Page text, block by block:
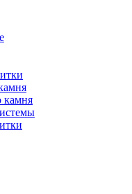
камня